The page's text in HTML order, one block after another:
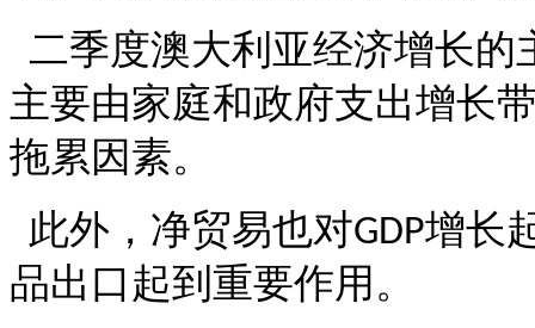
二季度澳大利亚经济增长
主要由家庭和政府支出增长
拖累因素。
此外，净贸易也对GDP增长
品出口起到重要作用。